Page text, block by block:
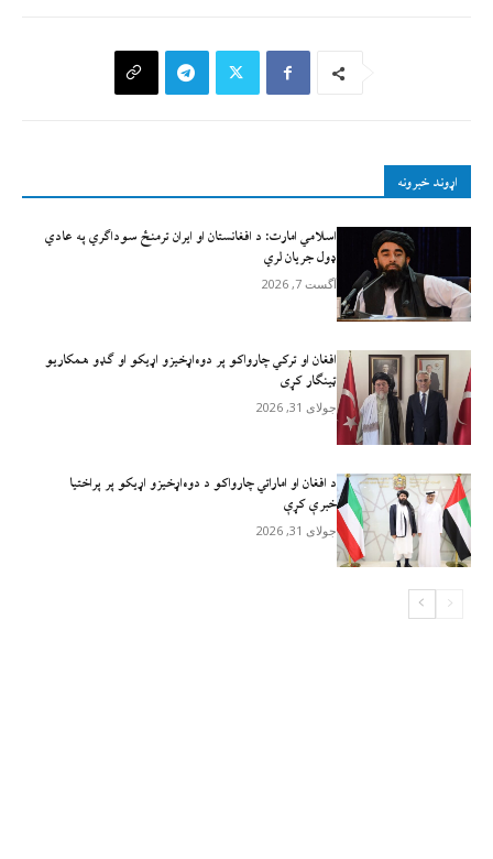
اړوند خبرونه
اسلامي امارت: د افغانستان او ایران ترمنځ سوداګري په عادي
ډول جریان لري
آگست 7, 2026
افغان او ترکي چارواکو پر دوه‌اړخیزو اړيکو او ګډو همکاريو
ټينګار کړی
جولای 31, 2026
د افغان او اماراتي چارواکو د دوه‌اړخیزو اړیکو پر پراختیا
خبرې کړې
جولای 31, 2026